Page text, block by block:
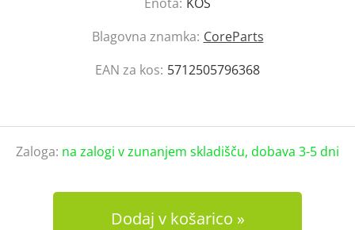
Blagovna znamka: CoreParts
EAN za kos: 5712505796368
Zaloga: na zalogi v zunanjem skladišču, dobava 3-5 dni
Dodaj v košarico